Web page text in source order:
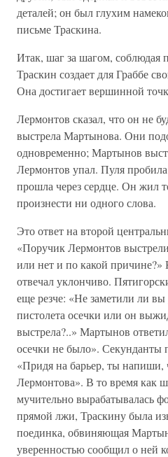
деталей; он был глухим
письме Траскина.
Итак, шаг за шагом, соблюдая
Траскин создает для Граббе
Она достигает вершинной
Лермонтов сказал, что он не
выстрела Мартынова. Они
одновременно; Мартынов
Лермонтов упал. Пуля
прошла через сердце. Он жил
произнести ни одного слова.
Это ответ на второй
«Поручик Лермонтов
или нет и по какой
отвечал уклончиво.
еще резче: «Не заметили ли
пистолета осечки или он
выстрела?..» Мартынов
осечки не было». Секунданты
«Придя на барьер, ты напиши,
Лермонтова». В то время как
мучительно вырабатывалась
прямой лжи, Траскину была
поединка, обвиняющая
уверенностью сообщил о ней